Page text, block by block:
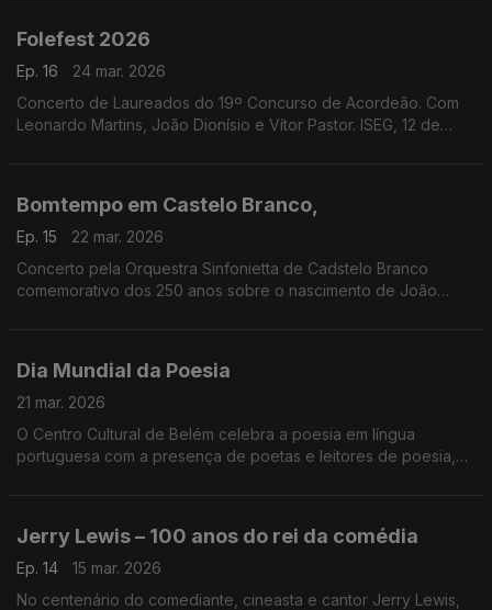
Folefest 2026
Ep. 16
24 mar. 2026
Concerto de Laureados do 19º Concurso de Acordeão. Com
Leonardo Martins, João Dionísio e Vítor Pastor. ISEG, 12 de
Bomtempo em Castelo Branco,
Ep. 15
22 mar. 2026
Concerto pela Orquestra Sinfonietta de Cadstelo Branco
comemorativo dos 250 anos sobre o nascimento de João
Dia Mundial da Poesia
21 mar. 2026
O Centro Cultural de Belém celebra a poesia em língua
portuguesa com a presença de poetas e leitores de poesia,
escutada. Emissão especial no CCB (Luís Caetano, Nuno
Galopim, Paulo Alves Guerra, Isabel Meira)
Jerry Lewis – 100 anos do rei da comédia
Ep. 14
15 mar. 2026
No centenário do comediante, cineasta e cantor Jerry Lewis,